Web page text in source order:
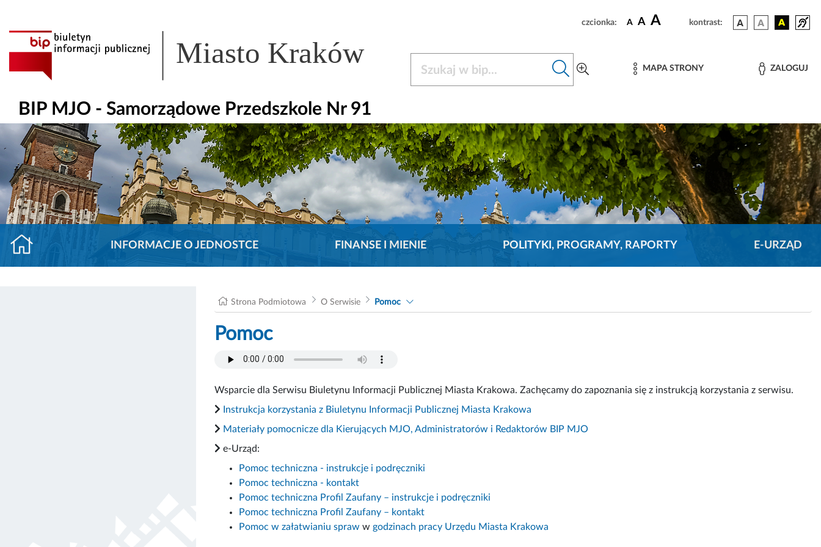
czcionka: A A A kontrast:
Miasto Kraków MAPA STRONY ZALOGUJ
BIP MJO - Samorządowe Przedszkole Nr 91
INFORMACJE O JEDNOSTCE FINANSE I MIENIE POLITYKI, PROGRAMY, RAPORTY E-URZĄD
Strona Podmiotowa O Serwisie Pomoc
Pomoc
Wsparcie dla Serwisu Biuletynu Informacji Publicznej Miasta Krakowa. Zachęcamy do zapoznania się z instrukcją korzystania z serwisu.
Instrukcja korzystania z Biuletynu Informacji Publicznej Miasta Krakowa
Materiały pomocnicze dla Kierujących MJO, Administratorów i Redaktorów BIP MJO
e-Urząd:
Pomoc techniczna - instrukcje i podręczniki
Pomoc techniczna - kontakt
Pomoc techniczna Profil Zaufany – instrukcje i podręczniki
Pomoc techniczna Profil Zaufany – kontakt
Pomoc w załatwianiu spraw w godzinach pracy Urzędu Miasta Krakowa